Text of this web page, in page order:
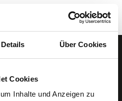
Details Über Cookies
Cookies
Inhalte und Anzeigen zu
Kontakt
Information